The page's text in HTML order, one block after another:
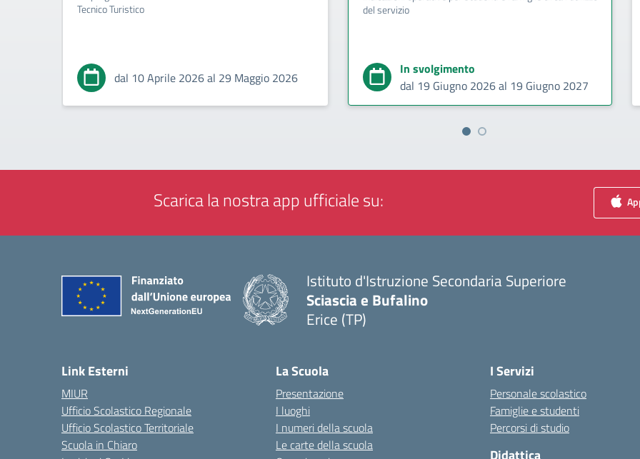
Tecnico Turistico
dal 10 Aprile 2026 al 29 Maggio 2026
del servizio
In svolgimento
dal 19 Giugno 2026 al 19 Giugno 2027
Scarica la nostra app ufficiale su:
Istituto d'Istruzione Secondaria Superiore
Sciascia e Bufalino
Erice (TP)
Link Esterni
MIUR
Ufficio Scolastico Regionale
Ufficio Scolastico Territoriale
Scuola in Chiaro
La Scuola
Presentazione
I luoghi
I numeri della scuola
Le carte della scuola
I Servizi
Personale scolastico
Famiglie e studenti
Percorsi di studio
Didattica